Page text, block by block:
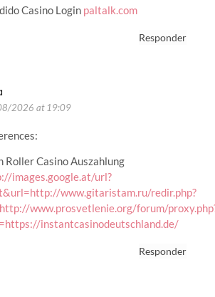
Casino Login paltalk.com
Responder
2026 at 19:09
Roller Casino Auszahlung
images.google.at/url?
www.gitaristam.ru/redir.php?
www.prosvetlenie.org/forum/
instantcasinodeutschland.de/
Responder